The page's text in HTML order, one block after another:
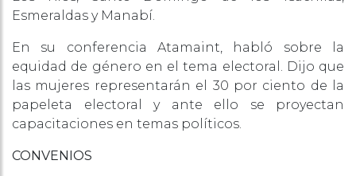
Esmeraldas y Manabí.
En su conferencia Atamaint, habló sobre la
equidad de género en el tema electoral. Dijo que
las mujeres representarán el 30 por ciento de la
papeleta electoral y ante ello se proyectan
capacitaciones en temas políticos.
CONVENIOS